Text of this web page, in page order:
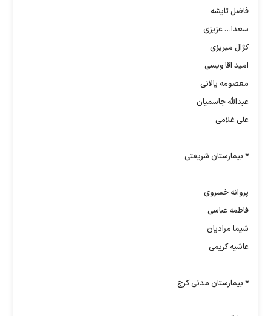
فاضل تایشه
سعدا… عزیزی
کژال میریزی
امید اقا ویسی
معصومه پالانی
عبدالله جاسمیان
علی غلامی
* بیمارستان شریعتی
پروانه خسروی
فاطمه عباسی
شیما مرادیان
عاشیه کریمی
* بیمارستان مدنی کرج